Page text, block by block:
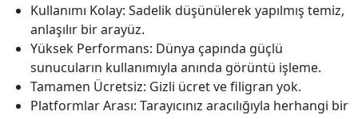
Kullanımı Kolay: Sadelik düşünülerek yapılmış temiz,
anlaşılır bir arayüz.
Yüksek Performans: Dünya çapında güçlü
sunucuların kullanımıyla anında görüntü işleme.
Tamamen Ücretsiz: Gizli ücret ve filigran yok.
Platformlar Arası: Tarayıcınız aracılığıyla herhangi bir